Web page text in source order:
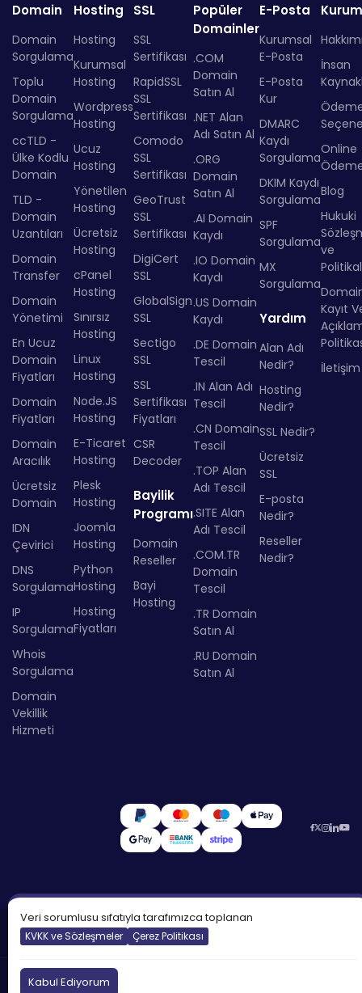
Domain
Domain
Sorgulama
Toplu
Domain
Sorgulama
ccTLD -
Ülke Kodlu
Domain
TLD -
Domain
Uzantıları
Domain
Transfer
Domain
Yönetimi
En Ucuz
Domain
Fiyatları
Domain
Fiyatları
Domain
Aracılık
Ücretsiz
Domain
IDN
Çevirici
DNS
Sorgulama
IP
Sorgulama
Whois
Sorgulama
Domain
Vekillik
Hizmeti
Hosting
Hosting
Kurumsal
Hosting
Wordpress
Hosting
Ucuz
Hosting
Yönetilen
Hosting
Ücretsiz
Hosting
cPanel
Hosting
Sınırsız
Hosting
Linux
Hosting
Node.JS
Hosting
E-Ticaret
Hosting
Plesk
Hosting
Joomla
Hosting
Python
Hosting
Hosting
Fiyatları
SSL
SSL
Sertifikası
RapidSSL
SSL
Sertifikası
Comodo
SSL
Sertifikası
GeoTrust
SSL
Sertifikası
DigiCert
SSL
GlobalSign
SSL
Sectigo
SSL
SSL
Sertifikası
Fiyatları
CSR
Decoder
Bayilik
Programı
Domain
Reseller
Bayi
Hosting
Popüler
Domainler
.COM
Domain
Satın Al
.NET Alan
Adı Satın Al
.ORG
Domain
Satın Al
.AI Domain
Kaydı
.IO Domain
Kaydı
.US Domain
Kaydı
.DE Domain
Tescil
.IN Alan Adı
Tescil
.CN Domain
Tescil
.TOP Alan
Adı Tescil
.SITE Alan
Adı Tescil
.COM.TR
Domain
Tescil
.TR Domain
Satın Al
.RU Domain
Satın Al
E-Posta
Kurumsal
E-Posta
E-Posta
Kur
DMARC
Kaydı
Sorgulama
DKIM Kaydı
Sorgulama
SPF
Sorgulama
MX
Sorgulama
Yardım
Alan Adı
Nedir?
Hosting
Nedir?
SSL Nedir?
Ücretsiz
SSL
E-posta
Nedir?
Reseller
Nedir?
İnsan
Online
Blog
Hukuki
ve
Kayıt
İletişim
©2026AtakdomainTüm hakları saklıdır.
Türkiye İngiltere
Veri sorumlusu sıfatıyla tarafımızca toplanan
KVKK ve Sözleşmeler Çerez Politikası
Kabul Ediyorum